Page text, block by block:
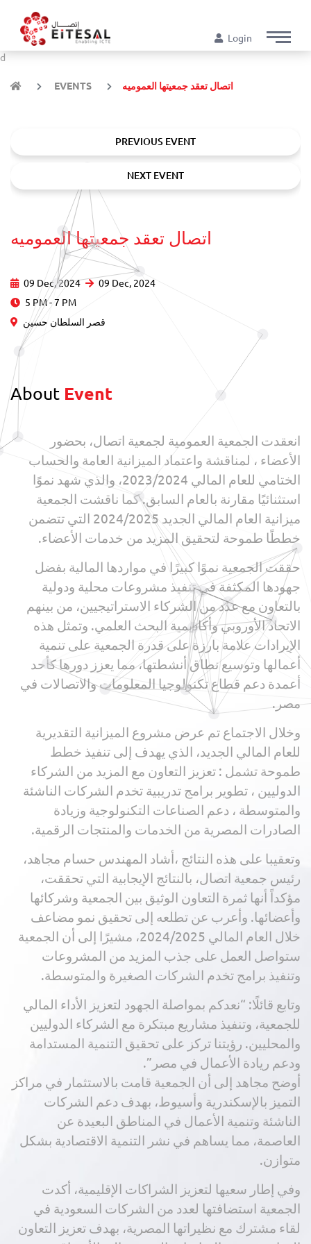
Login
d
EVENTS اتصال تعقد جمعيتها العموميه
PREVIOUS EVENT
NEXT EVENT
اتصال تعقد جمعيتها العموميه
09 Dec, 2024
09 Dec, 2024
5 PM - 7 PM
قصر السلطان حسين
About Event
انعقدت الجمعية العمومية لجمعية اتصال، بحضور
الأعضاء ، لمناقشة واعتماد الميزانية العامة والحساب
الختامي للعام المالي 2023/2024، والذي شهد نموًا
استثنائيًا مقارنة بالعام السابق. كما ناقشت الجمعية
ميزانية العام المالي الجديد 2024/2025 التي تتضمن
خططًا طموحة لتحقيق المزيد من خدمات الأعضاء.
حققت الجمعية نموًا كبيرًا في مواردها المالية بفضل
جهودها المكثفة في تنفيذ مشروعات محلية ودولية
بالتعاون مع عدد من الشركاء الاستراتيجيين، من بينهم
الاتحاد الأوروبي وأكاديمية البحث العلمي. وتمثل هذه
الإيرادات علامة بارزة على قدرة الجمعية على تنمية
أعمالها وتوسيع نطاق أنشطتها، مما يعزز دورها كأحد
أعمدة دعم قطاع تكنولوجيا المعلومات والاتصالات في
مصر.
وخلال الاجتماع تم عرض مشروع الميزانية التقديرية
للعام المالي الجديد، الذي يهدف إلى تنفيذ خطط
طموحة تشمل : تعزيز التعاون مع المزيد من الشركاء
الدوليين ، تطوير برامج تدريبية تخدم الشركات الناشئة
والمتوسطة ، دعم الصناعات التكنولوجية وزيادة
الصادرات المصرية من الخدمات والمنتجات الرقمية.
وتعقيبا على هذه النتائج ،أشاد المهندس حسام مجاهد،
رئيس جمعية اتصال، بالنتائج الإيجابية التي تحققت،
مؤكداً أنها ثمرة التعاون الوثيق بين الجمعية وشركائها
وأعضائها. وأعرب عن تطلعه إلى تحقيق نمو مضاعف
خلال العام المالي 2024/2025، مشيرًا إلى أن الجمعية
ستواصل العمل على جذب المزيد من المشروعات
وتنفيذ برامج تخدم الشركات الصغيرة والمتوسطة.
وتابع قائلًا: “نعدكم بمواصلة الجهود لتعزيز الأداء المالي
للجمعية، وتنفيذ مشاريع مبتكرة مع الشركاء الدوليين
والمحليين. رؤيتنا تركز على تحقيق التنمية المستدامة
ودعم ريادة الأعمال في مصر”.
أوضح مجاهد إلى أن الجمعية قامت بالاستثمار في مراكز
التميز بالإسكندرية وأسيوط، بهدف دعم الشركات
الناشئة وتنمية الأعمال في المناطق البعيدة عن
العاصمة، مما يساهم في نشر التنمية الاقتصادية بشكل
متوازن.
وفي إطار سعيها لتعزيز الشراكات الإقليمية، أكدت
الجمعية استضافتها لعدد من الشركات السعودية في
لقاء مشترك مع نظيراتها المصرية، بهدف تعزيز التعاون